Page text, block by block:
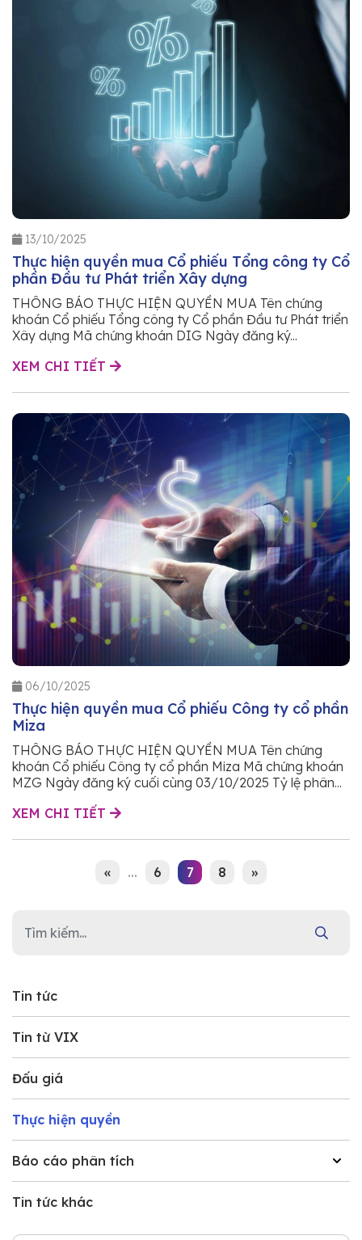
Tin tức
Tin từ VIX
Đấu giá
Thực hiện quyền
Báo cáo phân tích
Tin tức khác
13/10/2025
Thực hiện quyền mua Cổ phiếu Tổng công ty Cổ
phần Đầu tư Phát triển Xây dựng
THÔNG BÁO THỰC HIỆN QUYỀN MUA Tên chứng
khoán Cổ phiếu Tổng công ty Cổ phần Đầu tư Phát triển
Xây dựng Mã chứng khoán DIG Ngày đăng ký...
XEM CHI TIẾT
06/10/2025
Thực hiện quyền mua Cổ phiếu Công ty cổ phần
Miza
THÔNG BÁO THỰC HIỆN QUYỀN MUA Tên chứng
khoán Cổ phiếu Công ty cổ phần Miza Mã chứng khoán
MZG Ngày đăng ký cuối cùng 03/10/2025 Tỷ lệ phân...
XEM CHI TIẾT
« ... 6 7 8 »